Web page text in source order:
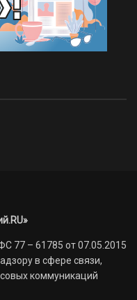
77 – 61785 от 07.05.2015
в сфере связи,
коммуникаций